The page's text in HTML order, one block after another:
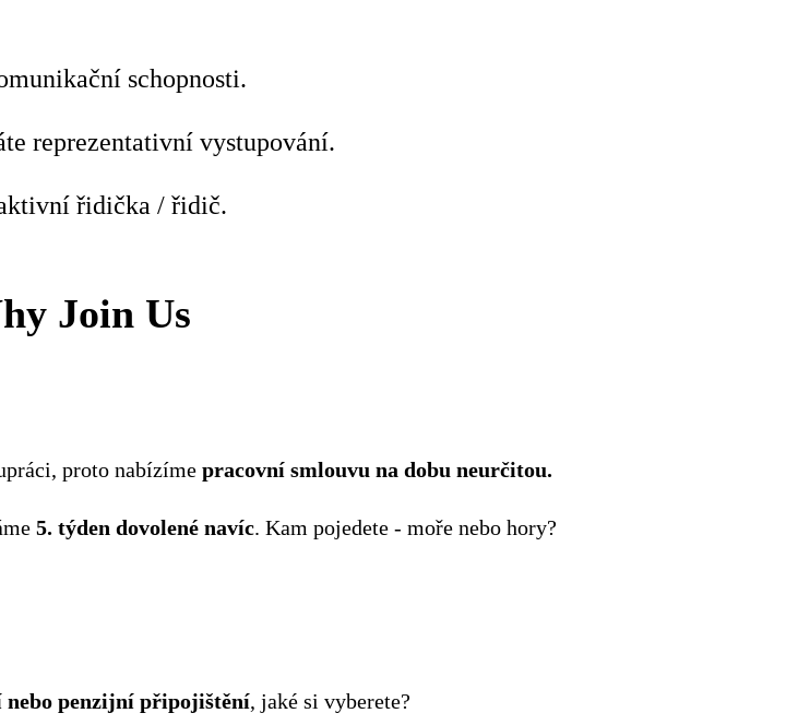
schopnosti.
reprezentativní vystupování.
řidička / řidič.
Join Us
proto nabízíme pracovní smlouvu na dobu neurčitou.
5. týden dovolené navíc. Kam pojedete - moře nebo hory?
nebo penzijní připojištění, jaké si vyberete?